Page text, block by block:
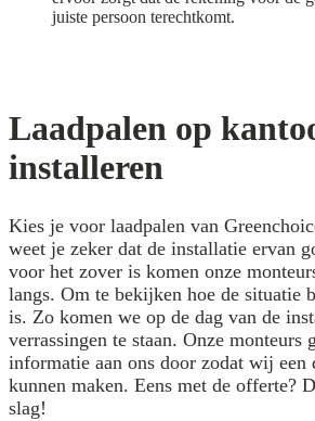
juiste persoon terechtkomt.
Laadpalen op
installeren
Kies je voor laadpalen van
weet je zeker dat de installatie ervan
voor het zover is komen onze
langs. Om te bekijken hoe de situatie
is. Zo komen we op de dag van de
verrassingen te staan. Onze monteurs
informatie aan ons door zodat wij
kunnen maken. Eens met de offerte?
slag!